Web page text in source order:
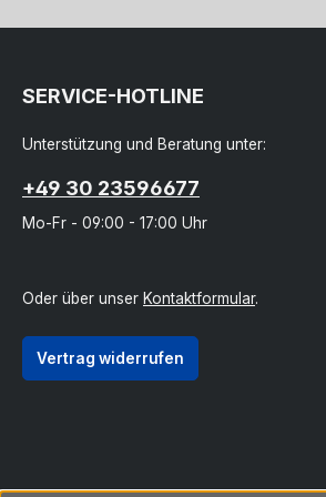
SERVICE-HOTLINE
Unterstützung und Beratung unter:
+49 30 23596677
Mo-Fr - 09:00 - 17:00 Uhr
Oder über unser Kontaktformular.
Vertrag widerrufen